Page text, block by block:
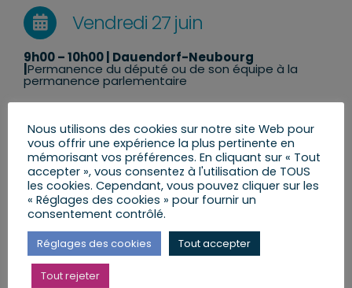
Vendredi 27 juin
9h00 – 10h00| Dauendorf-Neubourg
Permanence du député ou de son équipe à la
permanence parlementaire
10h30-11h30| Haguenau |Passation de
commandement du 2e Régiment de Hussards
14h15 – 15h15| Haguenau |Rencontre avec des
citoyens
Samedi 28 juin
Nous utilisons des cookies sur notre site Web pour
vous offrir une expérience la plus pertinente en
mémorisant vos préférences. En cliquant sur « Tout
accepter », vous consentez à l'utilisation de TOUS
les cookies. Cependant, vous pouvez cliquer sur les
« Réglages des cookies » pour fournir un
consentement contrôlé.
Réglages des cookies Tout accepter
Tout rejeter